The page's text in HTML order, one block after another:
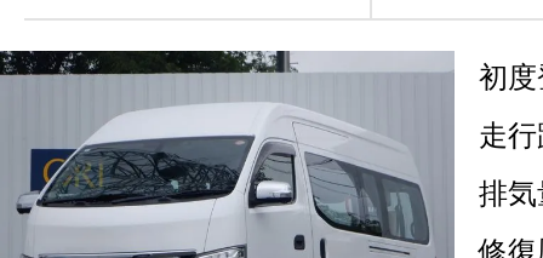
初
走
排気
修復